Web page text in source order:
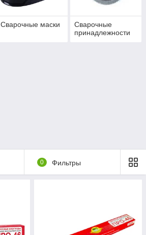
Сварочные маски
Сварочные
принадлежности
0 Фильтры